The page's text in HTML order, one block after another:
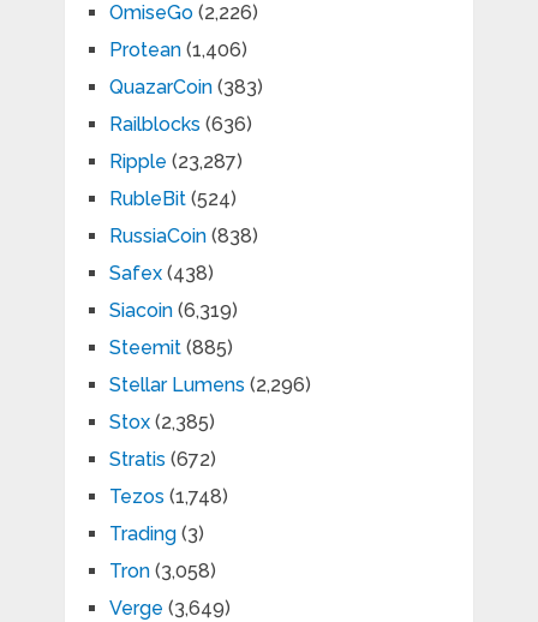
OmiseGo(2,226)
Protean(1,406)
QuazarCoin(383)
Railblocks (636)
Ripple (23,287)
RubleBit(524)
RussiaCoin(838)
Safex(438)
Siacoin(6,319)
Steemit(885)
Stellar Lumens (2,296)
Stox(2,385)
Stratis (672)
Tezos (1,748)
Trading(3)
Tron(3,058)
Verge (3,649)